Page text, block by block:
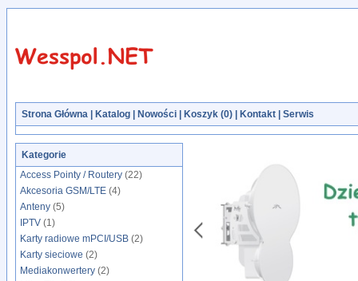
Strona Główna Katalog Nowości Koszyk (0) Kontakt Serwis
Kategorie
Access Pointy / Routery (22)
Akcesoria GSM/LTE (4)
Anteny (5)
IPTV (1)
Karty radiowe mPCI/USB (2)
Karty sieciowe (2)
Mediakonwertery (2)